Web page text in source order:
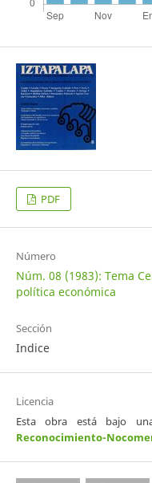
PDF
Número
Núm. 08 (1983): Tema
política económica
Sección
Indice
Licencia
Esta obra está bajo
Reconocimiento-